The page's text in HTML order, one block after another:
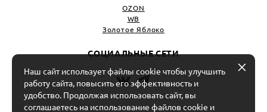
OZON
WB
Золотое Яблоко
СОЦИАЛЬНЫЕ СЕТИ
ИП Салоев Кирилл Александрович
Наш сайт использует файлы cookie чтобы улучшить
работу сайта, повысить его эффективность и
удобство. Продолжая использовать сайт, вы
соглашаетесь на использование файлов cookie и